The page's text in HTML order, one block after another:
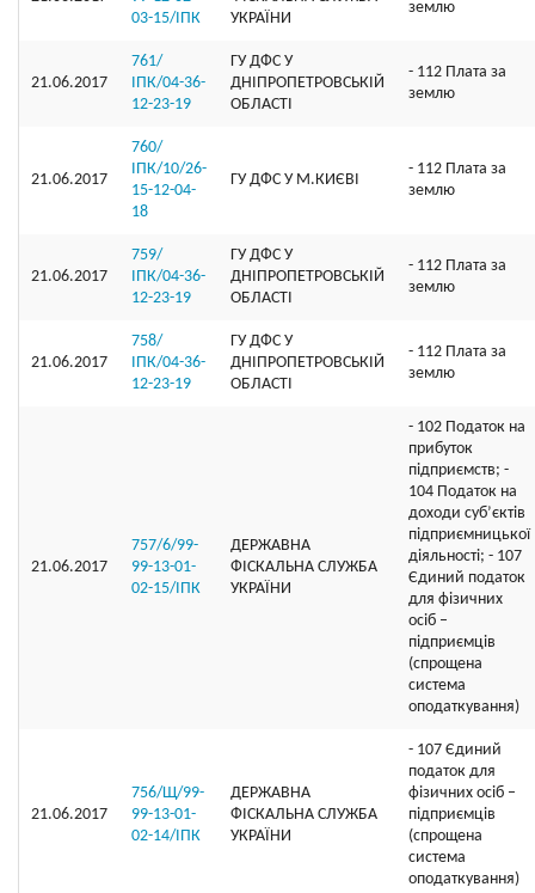
03-15/ІПК
УКРАЇНИ
землю
21.06.2017
761/
ІПК/04-36-
12-23-19
ГУ ДФС У
ДНIПРОПЕТРОВСЬКIЙ
ОБЛАСТI
- 112 Плата за
землю
21.06.2017
760/
ІПК/10/26-
15-12-04-
18
ГУ ДФС У М.КИЄВI
- 112 Плата за
землю
21.06.2017
759/
ІПК/04-36-
12-23-19
ГУ ДФС У
ДНIПРОПЕТРОВСЬКIЙ
ОБЛАСТI
- 112 Плата за
землю
21.06.2017
758/
ІПК/04-36-
12-23-19
ГУ ДФС У
ДНIПРОПЕТРОВСЬКIЙ
ОБЛАСТI
- 112 Плата за
землю
21.06.2017
757/6/99-
99-13-01-
02-15/ІПК
ДЕРЖАВНА
ФІСКАЛЬНА СЛУЖБА
УКРАЇНИ
- 102 Податок на
прибуток
підприємств; -
104 Податок на
доходи суб’єктів
підприємницької
діяльності; - 107
Єдиний податок
для фізичних
осіб –
підприємців
(спрощена
система
оподаткування)
21.06.2017
756/Щ/99-
99-13-01-
02-14/ІПК
ДЕРЖАВНА
ФІСКАЛЬНА СЛУЖБА
УКРАЇНИ
- 107 Єдиний
податок для
фізичних осіб –
підприємців
(спрощена
система
оподаткування)